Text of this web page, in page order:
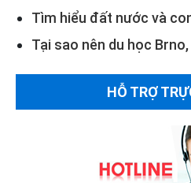
Tìm hiểu đất nước và
Tại sao nên du học
HỖ TRỢ